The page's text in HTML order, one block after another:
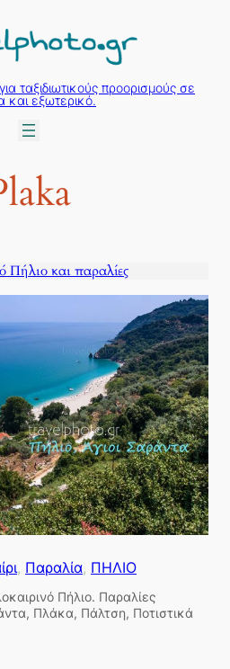
ταξιδιωτικούς προορισμούς σε
και εξωτερικό.
Πήλιο και παραλίες
, Παραλία, ΠΗΛΙΟ
Πήλιο. Παραλίες
Πλάκα, Πάλτση, Ποτιστικά